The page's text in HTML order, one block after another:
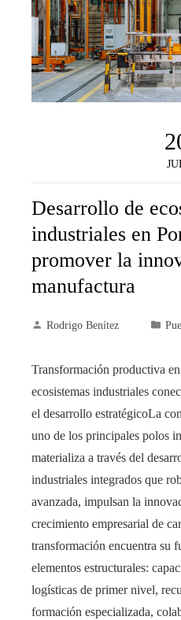
Desarrollo de
industriales en
promover la
manufactura
Rodrigo Benítez
Transformación productiva
ecosistemas industriales
el desarrollo estratégicoLa
uno de los principales polos
materializa a través del
industriales integrados que
avanzada, impulsan la
crecimiento empresarial de
transformación encuentra su
elementos estructurales:
logísticas de primer nivel,
formación especializada,